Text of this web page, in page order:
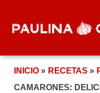
INICIO » RECETAS »
CAMARONES: